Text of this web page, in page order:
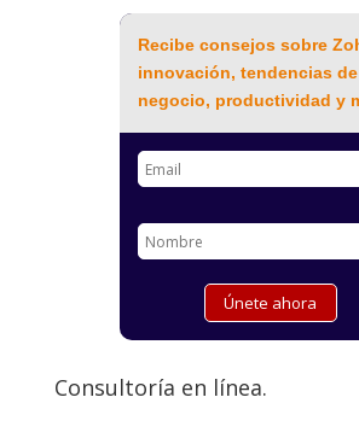
Recibe consejos sobre
innovación, tendencias de
negocio, productividad y
Consultoría en línea.